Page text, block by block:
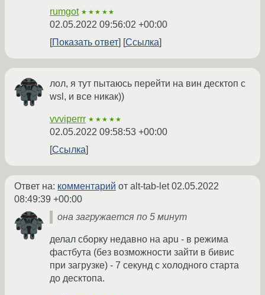
rumgot ★★★★★
02.05.2022 09:56:02 +00:00
Показать ответ
Ссылка
лол, я тут пытаюсь перейти на вин десктоп с
wsl, и все никак))
vvviperrr ★★★★★
02.05.2022 09:58:53 +00:00
Ссылка
Ответ на: комментарий от alt-tab-let02.05.2022
08:49:39 +00:00
она загружается по 5 минут
делал сборку недавно на apu - в режима
фастбута (без возможности зайти в бивис
при загрузке) - 7 секунд с холодного старта
до десктопа.